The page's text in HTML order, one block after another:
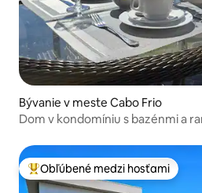
Bývanie v meste Cabo Frio
Dom v kondomíniu s bazénmi a
Najobľúbenejšie medzi hosťami
Obľúbené medzi hosťami